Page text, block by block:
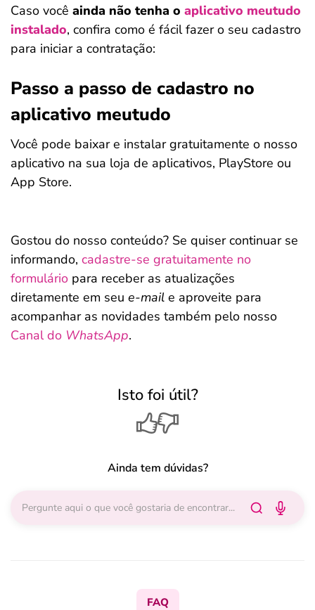
Caso você ainda não tenha o aplicativo meutudo
instalado, confira como é fácil fazer o seu cadastro
para iniciar a contratação:
Passo a passo de cadastro no
aplicativo meutudo
Você pode baixar e instalar gratuitamente o nosso
aplicativo na sua loja de aplicativos, PlayStore ou
App Store.
Gostou do nosso conteúdo? Se quiser continuar se
informando, cadastre-se gratuitamente no
formulário para receber as atualizações
diretamente em seu e-mail e aproveite para
acompanhar as novidades também pelo nosso
Canal do WhatsApp.
Isto foi útil?
Ainda tem dúvidas?
FAQ